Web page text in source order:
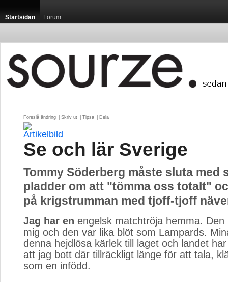
Startsidan Forum
Föreslå ändring Skriv ut Tipsa Dela
Se och lär Sverige
Tommy Söderberg måste sluta med
pladder om att "tömma oss totalt"
på krigstrumman med tjoff-tjoff
Jag har en engelsk matchtröja hemma. Den
mig och den var lika blöt som Lampards.
denna hejdlösa kärlek till laget och landet
att jag bott där tillräckligt länge för att tala,
som en infödd.